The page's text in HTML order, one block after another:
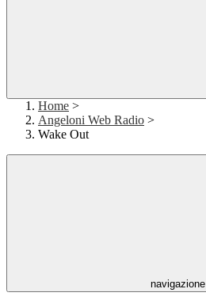
Home >
Angeloni Web Radio >
Wake Out
navigazione